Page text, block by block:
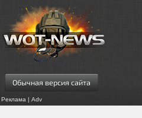
Обычная версия сайта
Реклама | Adv